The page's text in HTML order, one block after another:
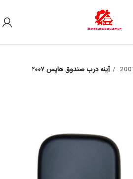
آينه درب صندوق هايس ٢٠٠٧
خرید تماس بگیرید.